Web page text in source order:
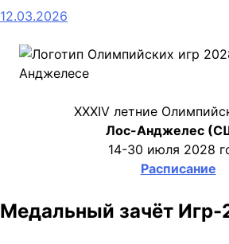
12.03.2026
XXXIV летние
Лос-Анджелес
14-30 июля 2028
Расписание
Медальный зачёт Игр-